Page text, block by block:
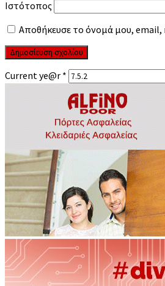
Ιστότοπος
Αποθήκευσε το όνομά μου, email,
Current ye@r *